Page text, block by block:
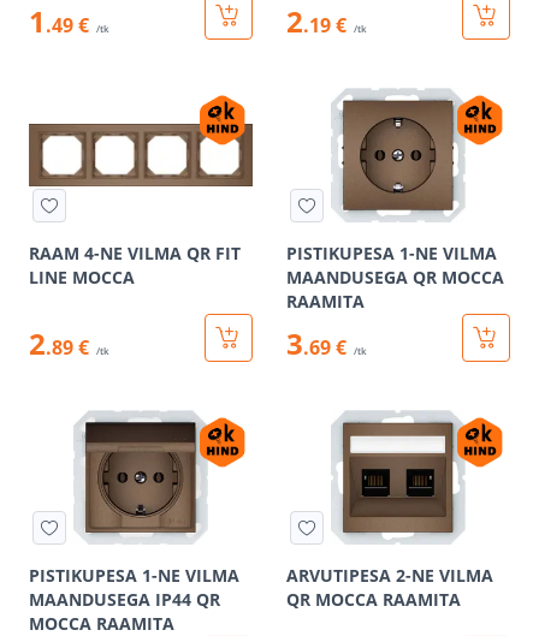
1 .49 € /tk 2.19 € /tk
RAAM 4-NE VILMA QR FIT
LINE MOCCA
2.89 € /tk
PISTIKUPESA 1-NE VILMA
MAANDUSEGA QR MOCCA
RAAMITA
3.69 € /tk
PISTIKUPESA 1-NE VILMA
MAANDUSEGA IP44 QR
MOCCA RAAMITA
ARVUTIPESA 2-NE VILMA
QR MOCCA RAAMITA